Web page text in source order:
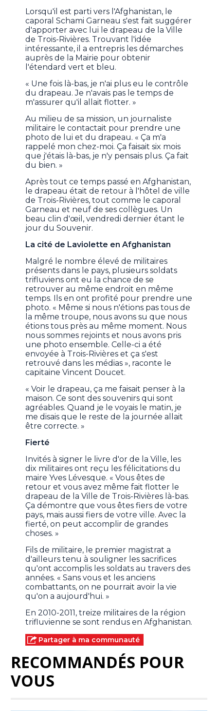
Lorsqu'il est parti vers l'Afghanistan, le
caporal Schami Garneau s'est fait suggérer
d'apporter avec lui le drapeau de la Ville
de Trois-Rivières. Trouvant l'idée
intéressante, il a entrepris les démarches
auprès de la Mairie pour obtenir
l'étendard vert et bleu.
« Une fois là-bas, je n'ai plus eu le contrôle
du drapeau. Je n'avais pas le temps de
m'assurer qu'il allait flotter. »
Au milieu de sa mission, un journaliste
militaire le contactait pour prendre une
photo de lui et du drapeau. « Ça m'a
rappelé mon chez-moi. Ça faisait six mois
que j'étais là-bas, je n'y pensais plus. Ça fait
du bien. »
Après tout ce temps passé en Afghanistan,
le drapeau était de retour à l'hôtel de ville
de Trois-Rivières, tout comme le caporal
Garneau et neuf de ses collègues. Un
beau clin d'œil, vendredi dernier étant le
jour du Souvenir.
La cité de Laviolette en Afghanistan
Malgré le nombre élevé de militaires
présents dans le pays, plusieurs soldats
trifluviens ont eu la chance de se
retrouver au même endroit en même
temps. Ils en ont profité pour prendre une
photo. « Même si nous n'étions pas tous de
la même troupe, nous avons su que nous
étions tous près au même moment. Nous
nous sommes rejoints et nous avons pris
une photo ensemble. Celle-ci a été
envoyée à Trois-Rivières et ça s'est
retrouvé dans les médias », raconte le
capitaine Vincent Doucet.
« Voir le drapeau, ça me faisait penser à la
maison. Ce sont des souvenirs qui sont
agréables. Quand je le voyais le matin, je
me disais que le reste de la journée allait
être correcte. »
Fierté
Invités à signer le livre d'or de la Ville, les
dix militaires ont reçu les félicitations du
maire Yves Lévesque. « Vous êtes de
retour et vous avez même fait flotter le
drapeau de la Ville de Trois-Rivières là-bas.
Ça démontre que vous êtes fiers de votre
pays, mais aussi fiers de votre ville. Avec la
fierté, on peut accomplir de grandes
choses. »
Fils de militaire, le premier magistrat a
d'ailleurs tenu à souligner les sacrifices
qu'ont accomplis les soldats au travers des
années. « Sans vous et les anciens
combattants, on ne pourrait avoir la vie
qu'on a aujourd'hui. »
En 2010-2011, treize militaires de la région
trifluvienne se sont rendus en Afghanistan.
Partager à ma communauté
RECOMMANDÉS POUR
VOUS